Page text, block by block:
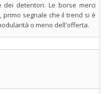
detentori. Le borse merci
segnale che il trend si è
o meno dell'offerta.